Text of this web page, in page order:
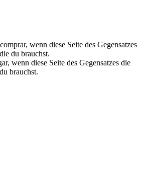
wenn diese Seite des Gegensatzes
du brauchst.
wenn diese Seite des Gegensatzes die
brauchst.